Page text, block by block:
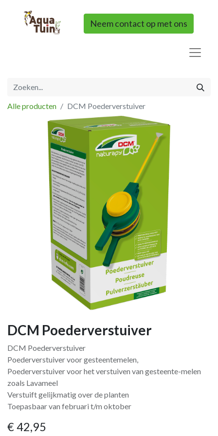
Neem contact op met ons
Alle producten DCM Poederverstuiver
DCM Poederverstuiver
DCM Poederverstuiver
Poederverstuiver voor gesteentemelen,
Poederverstuiver voor het verstuiven van gesteente-melen
zoals Lavameel
Verstuift gelijkmatig over de planten
Toepasbaar van februari t/m oktober
€42,95